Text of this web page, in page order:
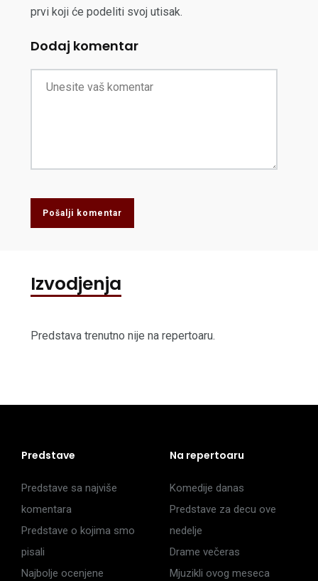
prvi koji će podeliti svoj utisak.
Dodaj komentar
Pošalji komentar
Izvodjenja
Predstava trenutno nije na repertoaru.
Predstave
Predstave sa najviše
komentara
Predstave o kojima smo
pisali
Najbolje ocenjene
Na repertoaru
Komedije danas
Predstave za decu ove
nedelje
Drame večeras
Mjuzikli ovog meseca